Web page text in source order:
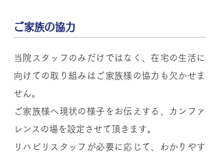
ご家族の協力
当院スタッフのみだけではなく、在宅の生活に
向けての取り組みはご家族様の協力も欠かせま
せん。
ご家族様へ現状の様子をお伝えする、カンファ
レンスの場を設定させて頂きます。
リハビリスタッフが必要に応じて、わかりやす